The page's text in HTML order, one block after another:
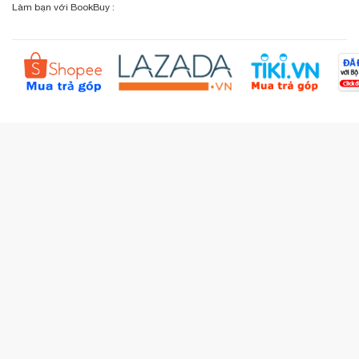
Sơ đồ đường đi
Câu hỏi thường gặp (FAQs)
Kiểm tra đơn hàng
Liên hệ BookBuy
Đặt hàng theo yêu cầu
Làm bạn với BookBuy :